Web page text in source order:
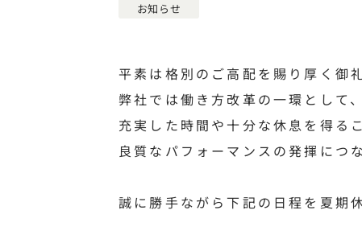
お知らせ
平素は格別のご高配を賜り厚く御
弊社では働き方改革の一環として
充実した時間や十分な休息を得る
良質なパフォーマンスの発揮につ
誠に勝手ながら下記の日程を夏期